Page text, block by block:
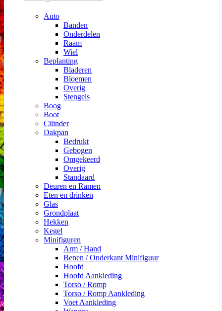
Auto
Banden
Onderdelen
Raam
Wiel
Beplanting
Bladeren
Bloemen
Overig
Stengels
Boog
Boot
Cilinder
Dakpan
Bedrukt
Gebogen
Omgekeerd
Overig
Standaard
Deuren en Ramen
Eten en drinken
Glas
Grondplaat
Hekken
Kegel
Minifiguren
Arm / Hand
Benen / Onderkant Minifiguur
Hoofd
Hoofd Aankleding
Torso / Romp
Torso / Romp Aankleding
Voet Aankleding